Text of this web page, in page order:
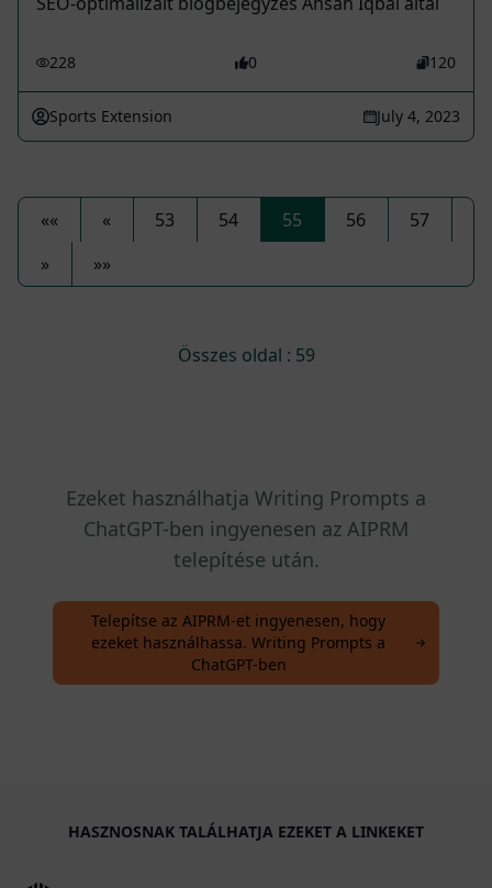
228 0 120
Sports Extension July 4, 2023
«« « 53 54 55 56
57
»
»»
Összes oldal : 59
Ezeket használhatja Writing Prompts a
ChatGPT-ben ingyenesen az AIPRM
telepítése után.
Telepítse az AIPRM-et ingyenesen, hogy
ezeket használhassa. Writing Prompts a
ChatGPT-ben
HASZNOSNAK TALÁLHATJA EZEKET A LINKEKET